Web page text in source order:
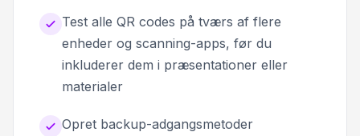
Test alle QR codes på tværs af flere
enheder og scanning-apps, før du
inkluderer dem i præsentationer eller
materialer
Opret backup-adgangsmetoder